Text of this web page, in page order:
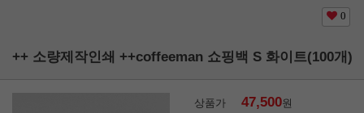
0
++ 소량제작인쇄 ++coffeeman 쇼핑백 S 화이트(100개)
상품가 47,500원